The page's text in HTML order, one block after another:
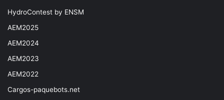
HydroContest by ENSM
AEM2025
AEM2024
AEM2023
AEM2022
Cargos-paquebots.net